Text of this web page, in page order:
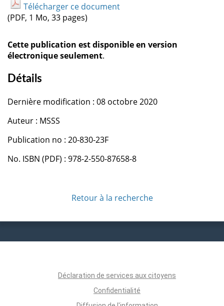
Télécharger ce document
(PDF, 1 Mo, 33 pages)
Cette publication est disponible en version
électronique seulement.
Détails
Dernière modification : 08 octobre 2020
Auteur : MSSS
Publication no : 20-830-23F
No. ISBN (PDF) : 978-2-550-87658-8
Retour à la recherche
Déclaration de services aux citoyens
Confidentialité